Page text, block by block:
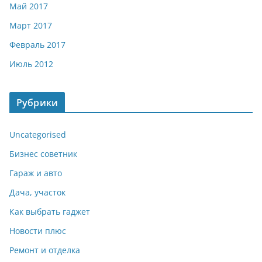
Май 2017
Март 2017
Февраль 2017
Июль 2012
Рубрики
Uncategorised
Бизнес советник
Гараж и авто
Дача, участок
Как выбрать гаджет
Новости плюс
Ремонт и отделка